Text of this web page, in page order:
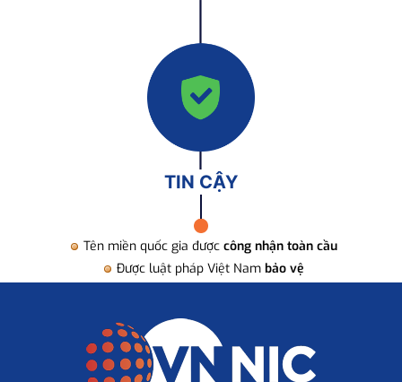
TIN CẬY
Tên miền quốc gia được công nhận toàn cầu
Được luật pháp Việt Nam bảo vệ